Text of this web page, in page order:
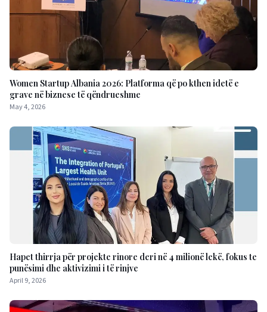
Women Startup Albania 2026: Platforma që po kthen idetë e
grave në biznese të qëndrueshme
May 4, 2026
Hapet thirrja për projekte rinore deri në 4 milionë lekë, fokus te
punësimi dhe aktivizimi i të rinjve
April 9, 2026